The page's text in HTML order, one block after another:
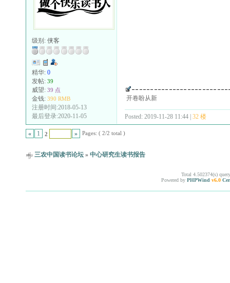
级别: 侠客
精华: 0
发帖: 39
威望: 39 点
金钱: 390 RMB
注册时间:2018-05-13
最后登录:2020-11-05
开卷盼从新
Posted: 2019-11-28 11:44 | 32 楼
« 1 2 » Pages: ( 2/2 total )
三农中国读书论坛 » 中心研究生读书报告
Total 4.502374(s)
Powered by PHPWind v6.0